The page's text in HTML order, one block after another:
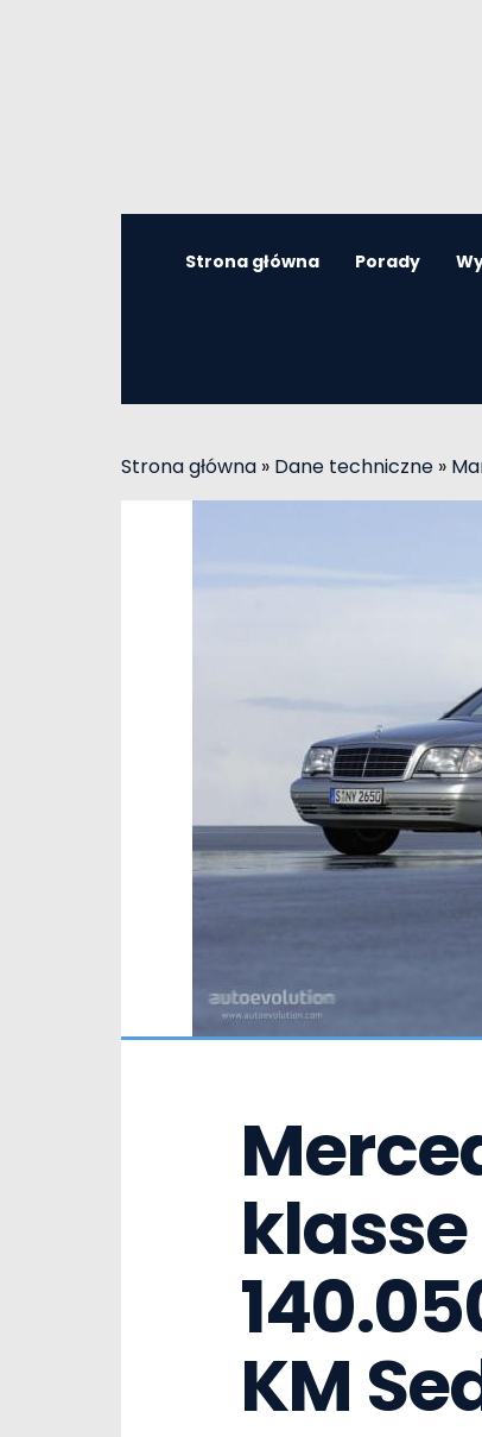
Strona główna Porady
Strona główna » Dane techniczne »
klasse
KM